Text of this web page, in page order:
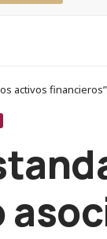
activos financieros”